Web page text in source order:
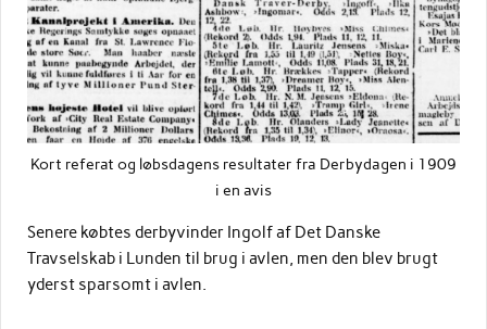
Kort referat og løbsdagens resultater fra Derbydagen i 1909
i en avis
Senere købtes derbyvinder Ingolf af Det Danske
Travselskab i Lunden til brug i avlen, men den blev brugt
yderst sparsomt i avlen.